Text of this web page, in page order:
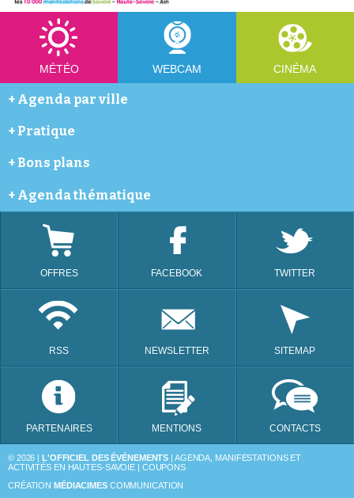
MÉTÉO WEBCAM CINÉMA
+ Agenda par ville
Abondance
Annecy
Annemasse
Avoriaz
Bonneville
Évian-les-Bains
La Chapelle-d'Abondance
Taninges
Thonon-les-Bains
+ Pratique
Cinéma
Programme télé
+ Bons plans
Coupon de réductions
+ Agenda thématique
Animation dans les commerces et portes ouvertes
Bourse d'échange
OFFRES FACEBOOK TWITTER
RSS NEWSLETTER SITEMAP
PARTENAIRES MENTIONS CONTACTS
© 2026 |L'OFFICIEL DES ÉVÉNEMENTS | AGENDA, MANIFESTATIONS ET
ACTIVITÉS EN HAUTES-SAVOIE | COUPONS
CRÉATIONMÉDIACIMESCOMMUNICATION